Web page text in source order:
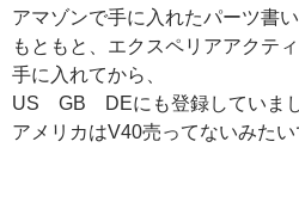
アマゾンで手に入れたパーツ書い
もともと、エクスペリアアクテ
手に入れてから、
US GB DEにも登録していまし
アメリカはV40売ってないみたい